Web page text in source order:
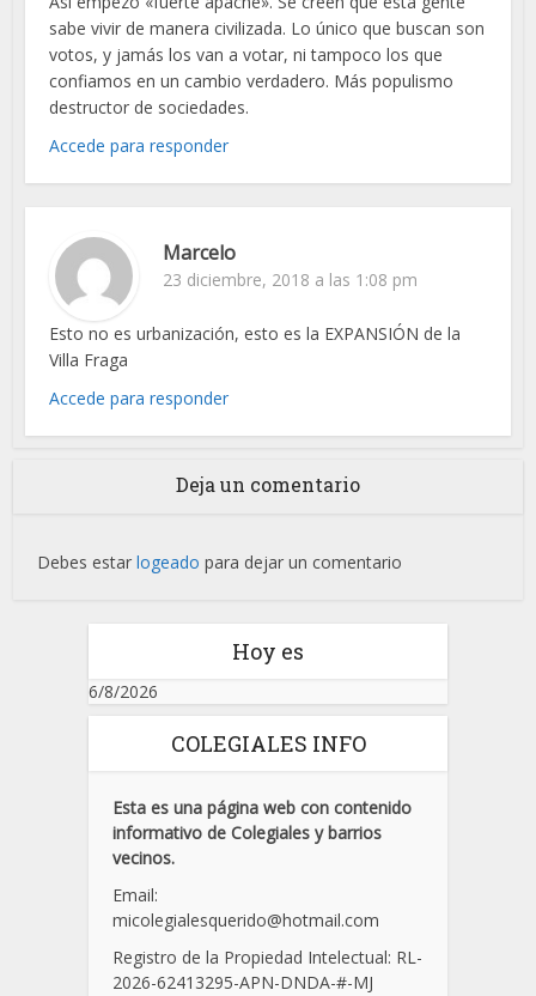
sabe vivir de manera civilizada. Lo único que buscan son
votos, y jamás los van a votar, ni tampoco los que
confiamos en un cambio verdadero. Más populismo
destructor de sociedades.
Accede para responder
Marcelo
23 diciembre, 2018 a las 1:08 pm
Esto no es urbanización, esto es la EXPANSIÓN de la
Villa Fraga
Accede para responder
Deja un comentario
Debes estarlogeado para dejar un comentario
Hoy es
6/8/2026
COLEGIALES INFO
Esta es una página web con contenido
informativo de Colegiales y barrios
vecinos.
Email:
micolegialesquerido@hotmail.com
Registro de la Propiedad Intelectual: RL-
2026-62413295-APN-DNDA-#-MJ